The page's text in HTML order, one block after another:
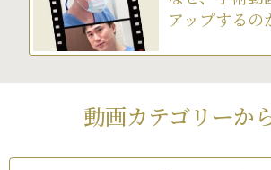
アップするの
動画カテゴリーか